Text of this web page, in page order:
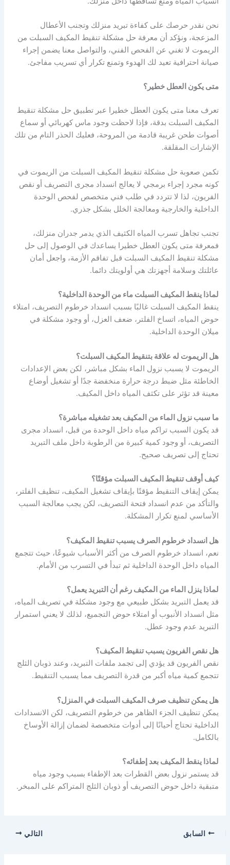
نحن نقدر حرصك على كفاءة تبريد منزلك وتجنب الأعطال
المزعجة، ونؤكد أن معرفة حل مشكلة تنقيط المكيف السبلت من
الريموت لا تغني عن الفحص الفني، والتواصل معنا يضمن إجراء
صيانة احترافية تعيد لك الهدوء وتمنع تكرار أي تسريب مفاجئ.
متى يكون العطل خطير؟
تعرف معنا متى يكون العطل خطيرا عبر تطبيق حل مشكلة تنقيط
المكيف السبلت بدقة، فإذا لاحظت وجود ماس كهربائي أو سماع
أصوات طحن غريبة قادمة من المروحة، فعليك الحذر التام من تلك
الإشارات المقلقة.
تكمن صعوبة حل مشكلة تنقيط المكيف السبلت من الريموت في
كونه مجرد إجراء برمجي لا يعالج انسداد مجرى التصريف أو نقص
الفريون، لذا لا تتردد في طلب فني متخصص لفحص الوحدة
الداخلية والخارجية ومعالجة الخلل بشكل جذري.
تجنب تجاهل تسرب المياه الكثيف الذي يدمر جدران منزلك،
فمعرفة متى يكون العطل خطيرا يساعدك في الوصول إلى حل
مشكلة تنقيط المكيف السبلت قبل تفاقم الأزمة، واجعل أمان
عائلتك وسلامة أجهزتك هي أولويتك دائما.
لماذا ينقط المكيف السبلت ماء من الوحدة الداخلية؟
ينقط المكيف السبلت غالبًا بسبب انسداد خرطوم التصريف، امتلاء
حوض المياه، اتساخ الفلتر، ضعف العزل، أو وجود مشكلة في
ميلان الوحدة الداخلية.
هل الريموت له علاقة بتنقيط المكيف السبلت؟
الريموت لا يسبب نزول الماء بشكل مباشر، لكن بعض الإعدادات
الخاطئة مثل ضبط درجة حرارة منخفضة جدًا أو تشغيل أوضاع
معينة قد تؤثر على تكثف المياه داخل المكيف.
ما سبب نزول الماء من المكيف بعد تشغيله مباشرة؟
قد يكون السبب تراكم مياه داخل الوحدة من قبل، انسداد مجرى
التصريف، أو وجود كمية كبيرة من الرطوبة داخل ملف التبريد
تحتاج إلى تصريف صحيح.
كيف أوقف تنقيط المكيف السبلت مؤقتًا؟
يمكن إيقاف التنقيط مؤقتًا بإيقاف تشغيل المكيف، تنظيف الفلتر،
والتأكد من عدم انسداد فتحة التصريف، لكن يجب معالجة السبب
الأساسي لمنع تكرار المشكلة.
هل انسداد خرطوم الصرف يسبب تنقيط المكيف؟
نعم، انسداد خرطوم الصرف من أكثر الأسباب شيوعًا، حيث تتجمع
المياه داخل الوحدة الداخلية ثم تبدأ في التسرب من الأمام.
لماذا ينزل الماء من المكيف رغم أن التبريد يعمل؟
قد يعمل التبريد بشكل طبيعي مع وجود مشكلة في تصريف المياه،
مثل انسداد الأنبوب أو امتلاء حوض التجميع، لذلك لا يعني استمرار
التبريد عدم وجود عطل.
هل نقص الفريون يسبب تنقيط المكيف؟
نقص الفريون قد يؤدي إلى تجمد ملفات التبريد، وعند ذوبان الثلج
تتجمع كمية مياه أكبر من قدرة التصريف مما يسبب التنقيط.
هل يمكن تنظيف صرف المكيف السبلت في المنزل؟
يمكن تنظيف الجزء الظاهر من خرطوم التصريف، لكن الانسدادات
الداخلية تحتاج أحيانًا إلى أدوات متخصصة لضمان إزالة الأوساخ
بالكامل.
لماذا ينقط المكيف بعد إطفائه؟
قد يستمر نزول بعض القطرات بعد الإطفاء بسبب وجود مياه
متبقية داخل حوض التصريف أو ذوبان الثلج المتراكم على المبخر.
السابق التالي